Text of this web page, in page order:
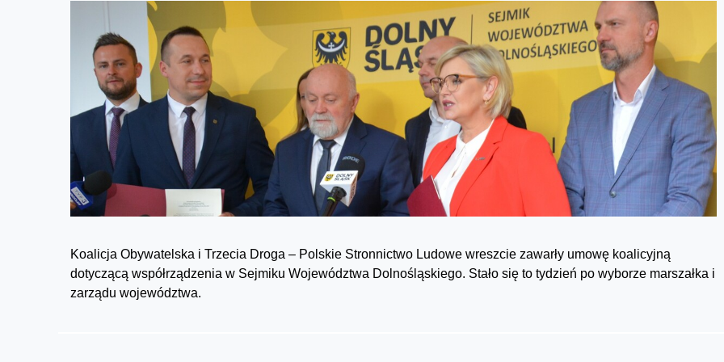
Koalicja Obywatelska i Trzecia Droga – Polskie Stronnictwo Ludowe wreszcie zawarły umowę koalicyjną
dotyczącą współrządzenia w Sejmiku Województwa Dolnośląskiego. Stało się to tydzień po wyborze marszałka i
zarządu województwa.